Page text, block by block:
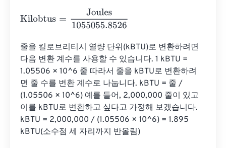
Kilobtus 1055055.8526
줄을 킬로브리티시 열량 단위(kBTU)로 변환하려면
다음 변환 계수를 사용할 수 있습니다. 1 kBTU =
1.05506 × 10^6 줄 따라서 줄을 kBTU로 변환하려
면 줄 수를 변환 계수로 나눕니다. kBTU = 줄 /
(1.05506 × 10^6) 예를 들어, 2,000,000 줄이 있고
이를 kBTU로 변환하고 싶다고 가정해 보겠습니다.
kBTU = 2,000,000 / (1.05506 × 10^6) = 1.895
kBTU(소수점 세 자리까지 반올림)